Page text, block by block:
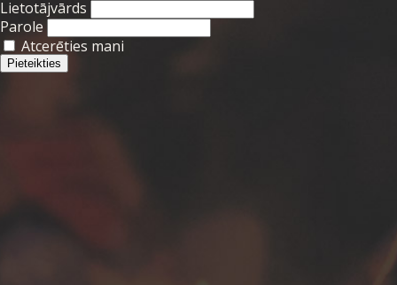
Lietotājvārds
Parole
Atcerēties mani